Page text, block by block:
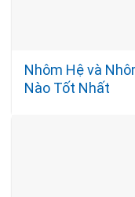
Nhôm Hệ và
Nào Tốt Nhất